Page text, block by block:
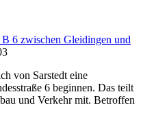
6 zwischen Gleidingen und
von Sarstedt eine
6 beginnen. Das teilt
und Verkehr mit. Betroffen